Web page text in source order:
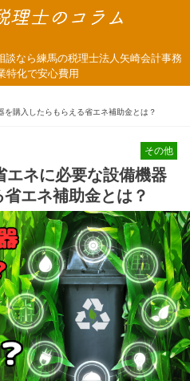
談なら練馬の税理士法人矢崎会計事務
特化で安心費用
を購入したらもらえる省エネ補助金とは？
その他
エネに必要な設備機器
エネ補助金とは？